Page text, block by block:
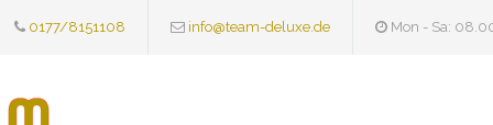
0177/8151108 info@team-deluxe.de Mon - Sa: